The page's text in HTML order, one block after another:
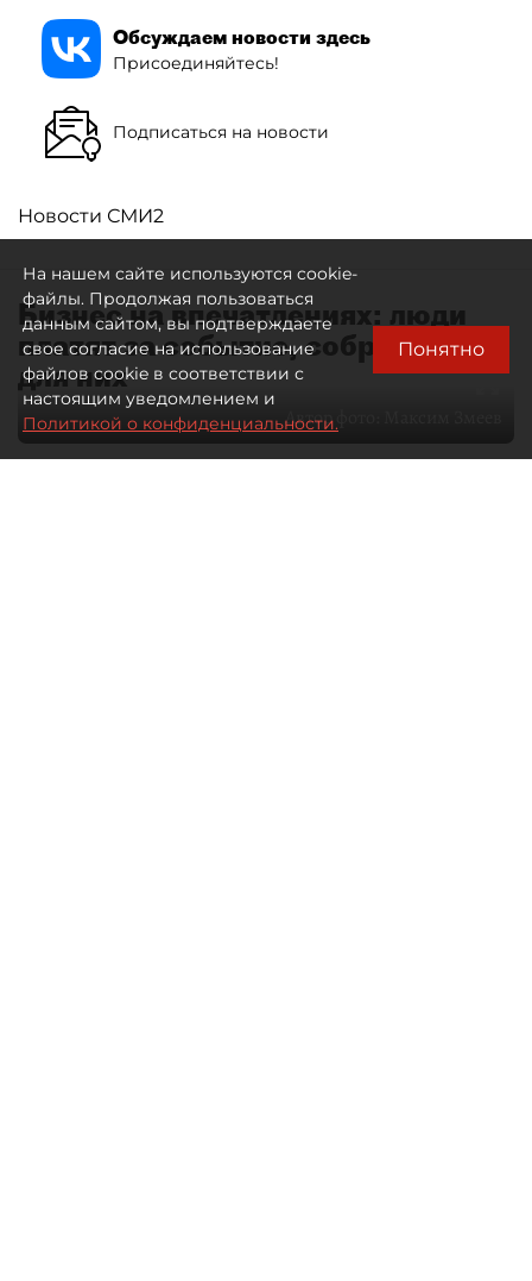
Обсуждаем новости здесь
Присоединяйтесь!
Подписаться на новости
Новости СМИ2
Бизнес на впечатлениях: люди
платят за событие, собранное
для них
Автор фото:
На нашем сайте используются cookie-
файлы. Продолжая пользоваться
данным сайтом, вы подтверждаете
свое согласие на использование
файлов cookie в соответствии с
настоящим уведомлением и
Политикой о конфиденциальности.
Понятно